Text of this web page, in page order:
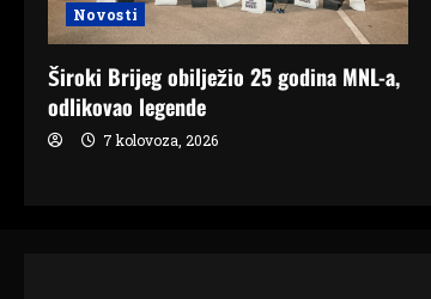
Novosti
Široki Brijeg obilježio 25 godina MNL-a,
odlikovao legende
7 kolovoza, 2026